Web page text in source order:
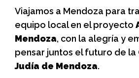
Viajamos a Mendoza para
equipo local en el proyecto
Mendoza, con la alegría y
pensar juntos el futuro de la
Judía de Mendoza.